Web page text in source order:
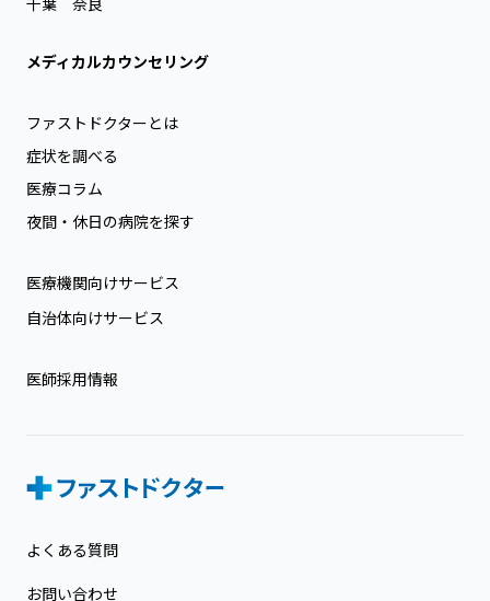
メディカルカウンセリング
ファストドクターとは
症状を調べる
医療コラム
夜間・休日の病院を探す
医療機関向けサービス
自治体向けサービス
医師採用情報
よくある質問
お問い合わせ